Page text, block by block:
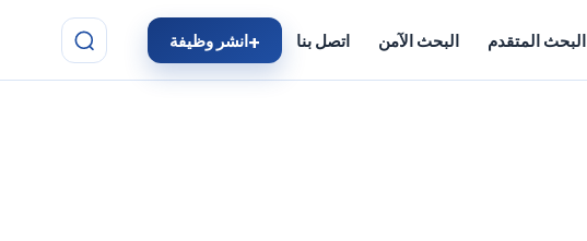
البحث المتقدم البحث الآمن اتصل بنا انشر وظيفة